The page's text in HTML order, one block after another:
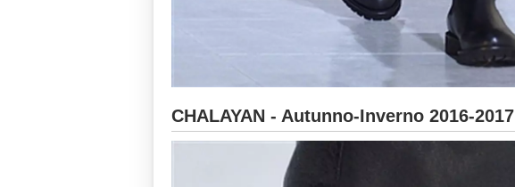
CHALAYAN - Autunno-Inverno 2016-2017